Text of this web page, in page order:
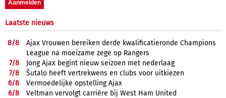
Laatste nieuws
8/8
Ajax Vrouwen bereiken derde kwalificatieronde Champions
League na moeizame zege op Rangers
7/8
Jong Ajax begint nieuw seizoen met nederlaag
7/8
Šutalo heeft vertrekwens en clubs voor uitkiezen
6/8
Vermoedelijke opstelling Ajax
6/8
Veltman vervolgt carrière bij West Ham United